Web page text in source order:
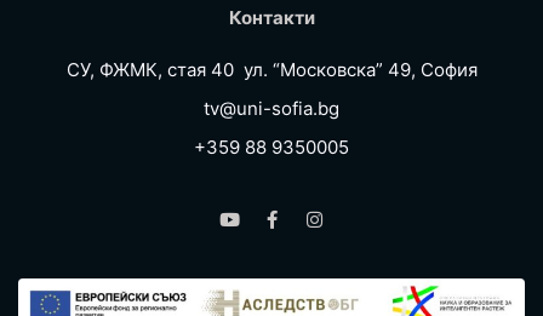
Контакти
СУ, ФЖМК, стая 40 ул. “Московска” 49, София
tv@uni-sofia.bg
+359 88 9350005